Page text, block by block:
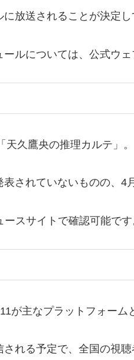
放送されることが決定し
ルについては、公式ウェ
久鷹央の推理カルテ」。
されていないものの、4
スサイトで確認可能です
が主なプラットフォーム
れる予定で、全国の視